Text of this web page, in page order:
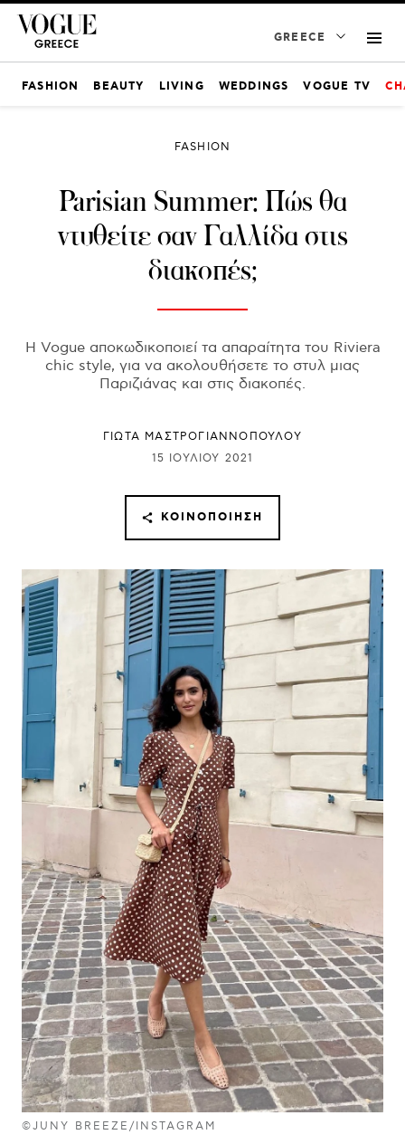
GREECE
FASHION BEAUTY LIVING WEDDINGS VOGUE TV
©JUNY BREEZE/INSTAGRAM
FASHION
Parisian Summer: Πώς θα
ντυθείτε σαν Γαλλίδα στις
διακοπές;
Η Vogue αποκωδικοποιεί τα απαραίτητα του Riviera
chic style, για να ακολουθήσετε το στυλ μιας
Παριζιάνας και στις διακοπές.
ΓΙΩΤΑ ΜΑΣΤΡΟΓΙΑΝΝΟΠΟΥΛΟΥ
15 ΙΟΥΛΊΟΥ 2021
ΚΟΙΝΟΠΟΊΗΣΗ